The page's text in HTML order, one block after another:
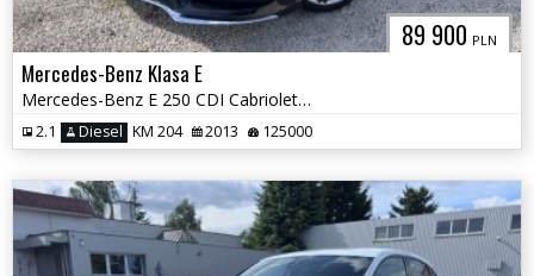
89 900 PLN
Mercedes-Benz Klasa E
Mercedes-Benz E 250 CDI Cabriolet Pakiet AMG LIFT
2.1 Diesel KM 204 2013 125000